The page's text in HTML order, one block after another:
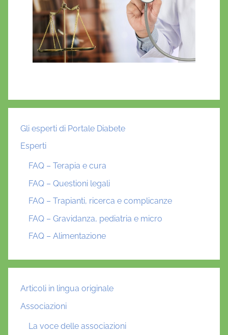
Gli esperti di Portale Diabete
Esperti
FAQ – Terapia e cura
FAQ – Questioni legali
FAQ – Trapianti, ricerca e complicanze
FAQ – Gravidanza, pediatria e micro
FAQ – Alimentazione
Articoli in lingua originale
Associazioni
La voce delle associazioni